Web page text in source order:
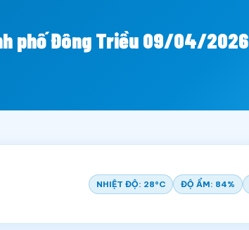
phố Đông Triều 09/04/2026
NHIỆT ĐỘ: 28°C ĐỘ ẨM: 84%